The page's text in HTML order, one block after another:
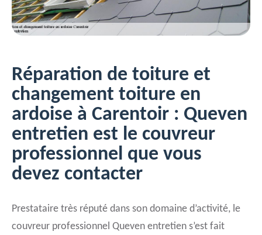
Réparation de toiture et
changement toiture en
ardoise à Carentoir : Queven
entretien est le couvreur
professionnel que vous
devez contacter
Prestataire très réputé dans son domaine d’activité, le
couvreur professionnel Queven entretien s’est fait